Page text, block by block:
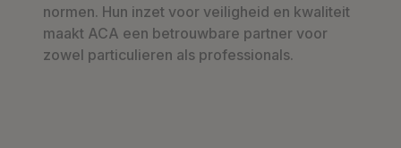
normen. Hun inzet voor veiligheid en kwaliteit
maakt ACA een betrouwbare partner voor
zowel particulieren als professionals.